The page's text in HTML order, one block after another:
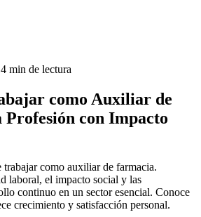
min de lectura
como Auxiliar de
con Impacto
trabajar como auxiliar de farmacia.
laboral, el impacto social y las
continuo en un sector esencial. Conoce
crecimiento y satisfacción personal.